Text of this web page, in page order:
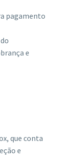
pagamento
e
que conta
e